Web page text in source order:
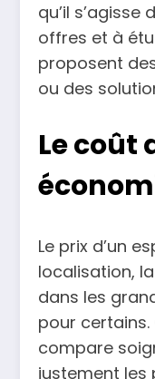
qu’il s’agisse
offres et à
proposent
ou des
Le coût
Le prix d’un
localisation,
dans les
pour
compare
justement les